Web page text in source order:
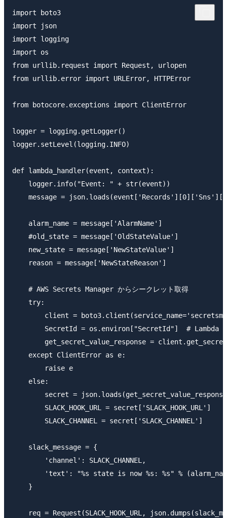
import boto3
import json
import logging
import os
from urllib.request import Request, urlopen
from urllib.error import URLError, HTTPError
from botocore.exceptions import ClientError
logger = logging.getLogger()
logger.setLevel(logging.INFO)
def lambda_handler(event, context):
    logger.info("Event: " + str(event))
message =
    alarm_name = message['AlarmName']
    #old_state = message['OldStateValue']
    new_state = message['NewStateValue']
    reason = message['NewStateReason']
    # AWS Secrets Manager からシークレット取得
    try:
client =
SecretId = os.environ["SecretId"]  # Lambda
get_secret_value_response =
    except ClientError as e:
        raise e
    else:
secret =
        SLACK_HOOK_URL = secret['SLACK_HOOK_URL']
        SLACK_CHANNEL = secret['SLACK_CHANNEL']
    slack_message = {
        'channel': SLACK_CHANNEL,
'text': "%s state is now %s: %s" %
    }
req = Request(SLACK_HOOK_URL,